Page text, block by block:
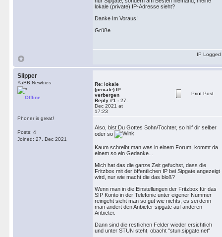
lokale (private) IP-Adresse sieht?
Danke Im Voraus!
Grüße
IP Logged
Slipper
YaBB Newbies
Offline
Phoner is great!
Posts: 4
Joined: 27. Dec 2021
Re: lokale
(private) IP
verbergen
Reply #1 - 27.
Dec 2021 at
17:23
Print Post
Also, bist Du Gottes Sohn/Tochter, so hilf dir selber
oder so
Kaum schreibt man was in einem Forum, kommt da
einem so ein Gedanke...
Mich hat das die ganze Zeit gefuchst, dass die
Fritzbox mit der öffentlichen IP bei Sipgate angezeigt
wird, nur wie macht die das bloß?
Wenn man in die Einstellungen der Fritzbox für das
SIP Konto in der Telefonie unter eigener Nummer
reingeht sieht man so gut wie nichts, es sei denn
man ändert den Anbieter sipgate auf anderen
Anbieter.
Dann sind die restlichen Felder wieder ersichtlich
und unter STUN steht, obacht "stun.sipgate.net"